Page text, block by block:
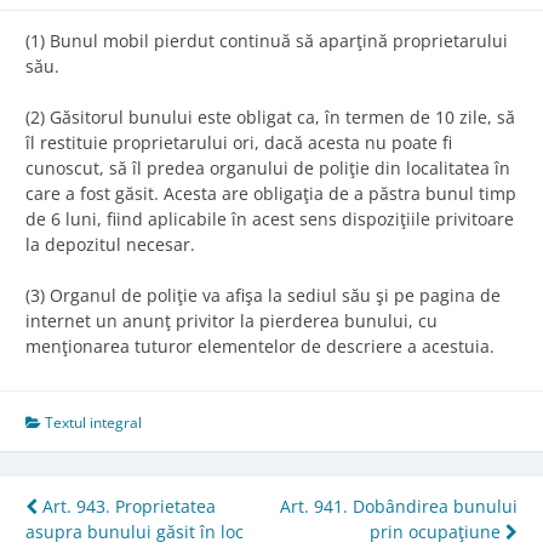
(1) Bunul mobil pierdut continuă să aparţină proprietarului
său.
(2) Găsitorul bunului este obligat ca, în termen de 10 zile, să
îl restituie proprietarului ori, dacă acesta nu poate fi
cunoscut, să îl predea organului de poliţie din localitatea în
care a fost găsit. Acesta are obligaţia de a păstra bunul timp
de 6 luni, fiind aplicabile în acest sens dispoziţiile privitoare
la depozitul necesar.
(3) Organul de poliţie va afişa la sediul său şi pe pagina de
internet un anunţ privitor la pierderea bunului, cu
menţionarea tuturor elementelor de descriere a acestuia.
Textul integral
Post
Art. 943. Proprietatea
asupra bunului găsit în loc
Art. 941. Dobândirea bunului
prin ocupaţiune